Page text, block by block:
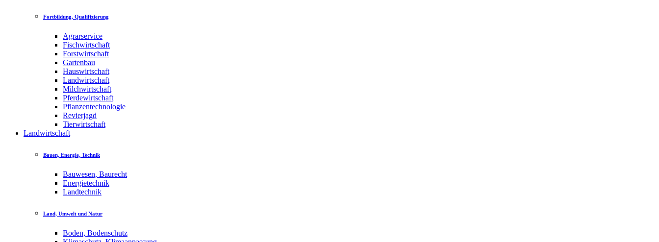
Fortbildung, Qualifizierung
Agrarservice
Fischwirtschaft
Forstwirtschaft
Gartenbau
Hauswirtschaft
Landwirtschaft
Milchwirtschaft
Pferdewirtschaft
Pflanzentechnologie
Revierjagd
Tierwirtschaft
Landwirtschaft
Bauen, Energie, Technik
Bauwesen, Baurecht
Energietechnik
Landtechnik
Land, Umwelt und Natur
Boden, Bodenschutz